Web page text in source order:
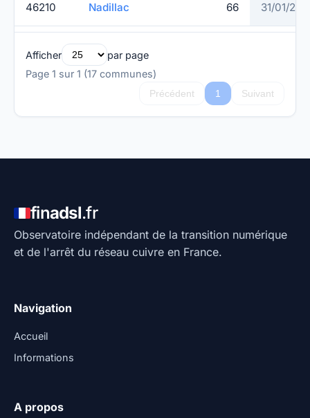
46210 Nadillac 66 31/01/
Afficher
par page
Page 1 sur 1 (17 communes)
Précédent 1 Suivant
finadsl.fr
Observatoire indépendant de la transition numérique
et de l'arrêt du réseau cuivre en France.
Navigation
Accueil
Informations
A propos